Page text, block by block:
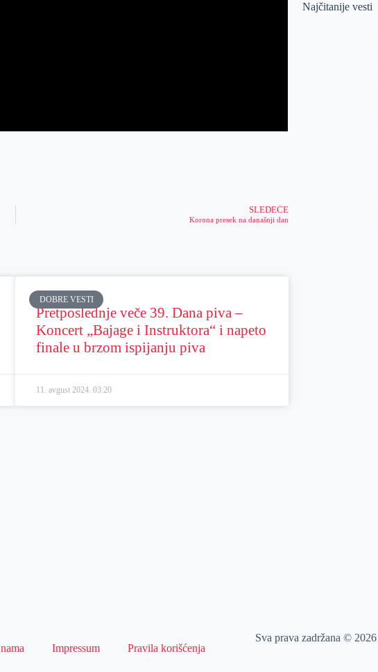
SLEDEĆE
Korona presek na današnji dan
DOBRE VESTI
Pretposlednje veče 39. Dana piva –
Koncert „Bajage i Instruktora“ i napeto
finale u brzom ispijanju piva
11. avgust 2024.03:20
Najčitanije vesti
Impressum Pravila korišćenja
Sva prava zadržana ©